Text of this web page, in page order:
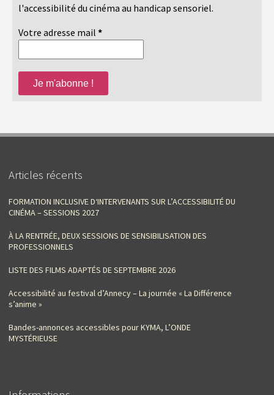
l'accessibilité du cinéma au handicap sensoriel.
Votre adresse mail *
Articles récents
FORMATION INCLUSIVE D‘INTERVENANTS SUR L’ACCESSIBILITÉ DU
CINÉMA – SESSIONS 2027
À LA RENTRÉE, DEUX SESSIONS DE SENSIBILISATION DES
PROFESSIONNELS
LISTE DES FILMS ADAPTÉS DE SEPTEMBRE 2026
Accessibilité au festival d’Annecy – La journée « La Différence
s’anime »
Bandes-annonces accessibles pour KYMA, L’ONDE
MYSTÉRIEUSE